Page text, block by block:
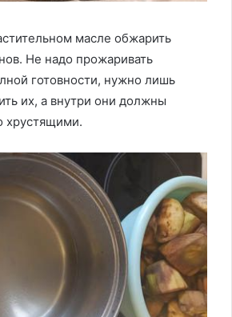
масле обжарить
Не надо прожаривать
готовности, нужно лишь
их, а внутри они должны
хрустящими.